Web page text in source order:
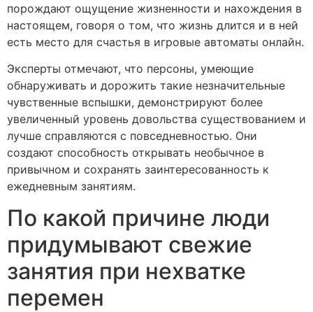
порождают ощущение жизненности и нахождения в
настоящем, говоря о том, что жизнь длится и в ней
есть место для счастья в игровые автоматы онлайн.
Эксперты отмечают, что персоны, умеющие
обнаруживать и дорожить такие незначительные
чувственные вспышки, демонстрируют более
увеличенный уровень довольства существованием и
лучше справляются с повседневностью. Они
создают способность открывать необычное в
привычном и сохранять заинтересованность к
ежедневным занятиям.
По какой причине люди
придумывают свежие
занятия при нехватке
перемен